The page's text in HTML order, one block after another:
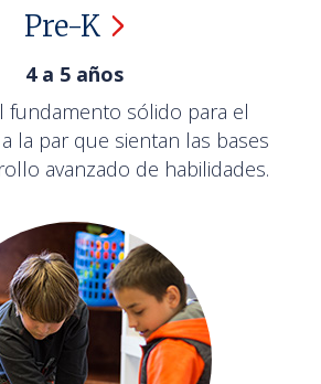
Pre-K
4 a 5 años
fundamento sólido para el
la par que sientan las bases
avanzado de habilidades.